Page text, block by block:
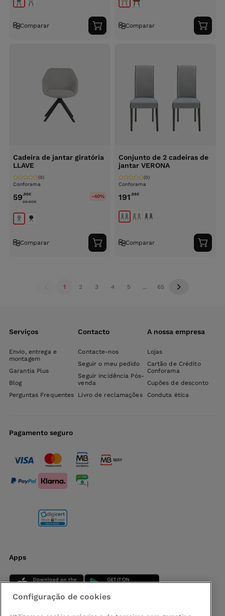
Comparar
Adicionar
ao
Comparar
ao
Cadeira de jantar giratória
LLAVE
Conforama
(0)
59,90€
99.90€
-40%
Comparar
Adicionar
ao
Conjunto de 2 cadeiras de
jantar VERONA
Conforama
(0)
191,98€
Comparar
ao
1 2 3 4 5 ... 65
Serviços
Envio, entrega e
montagem
Garantia Plus
Blog
Perguntas Frequentes
Contacto
Contacte-nos
Seguir o meu pedido
Seguir incidência Pós-
venda
Livro de reclamações
A nossa empresa
Lojas
Cartão de Crédito
Conforama
Cupões de desconto
Conduta ética
Pagamento seguro
Apps
Configuração de cookies